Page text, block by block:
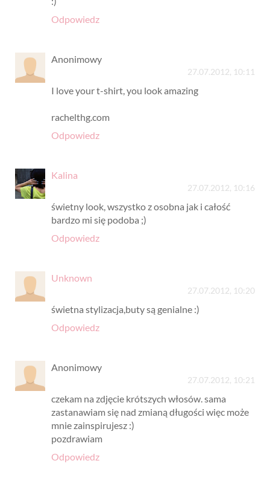
Odpowiedz
Anonimowy
27.07.2012, 10:11
I love your t-shirt, you look amazing
rachelthg.com
Odpowiedz
Kalina
27.07.2012, 10:16
świetny look, wszystko z osobna jak i całość
bardzo mi się podoba ;)
Odpowiedz
Unknown
27.07.2012, 10:20
świetna stylizacja,buty są genialne :)
Odpowiedz
Anonimowy
27.07.2012, 10:21
czekam na zdjęcie krótszych włosów. sama
zastanawiam się nad zmianą długości więc może
mnie zainspirujesz :)
pozdrawiam
Odpowiedz